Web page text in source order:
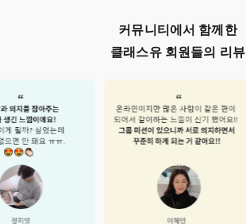
커뮤니티에서 함께한
클래스유 회원들의 리뷰